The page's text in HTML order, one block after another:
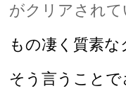
がクリアされ
もの凄く質素な
そう言うこと